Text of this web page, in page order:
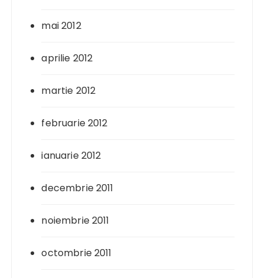
mai 2012
aprilie 2012
martie 2012
februarie 2012
ianuarie 2012
decembrie 2011
noiembrie 2011
octombrie 2011